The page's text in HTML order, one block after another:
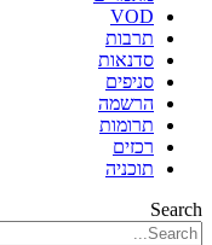
VOD
תרבות
סדנאות
סניפים
הרשמה
תרומות
רכזים
תוכניה
Search